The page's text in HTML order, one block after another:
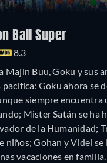
Ball Super
8.3
Majin Buu, Goku y sus
Goku ahora se
siempre encuentra
Mister Satán se ha
de la Humanidad;
niños; Gohan y Videl se
vacaciones en